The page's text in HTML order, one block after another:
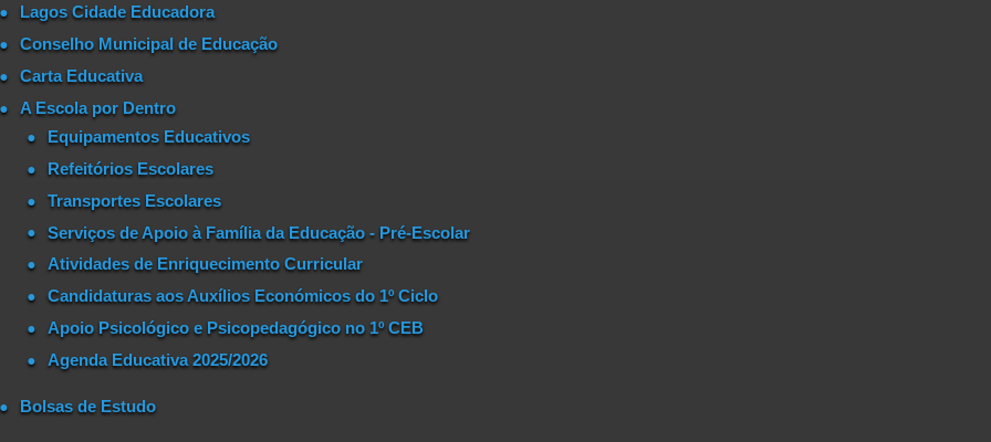
Lagos Cidade Educadora
Conselho Municipal de Educação
Carta Educativa
A Escola por Dentro
Equipamentos Educativos
Refeitórios Escolares
Transportes Escolares
Serviços de Apoio à Família da Educação - Pré-Escolar
Atividades de Enriquecimento Curricular
Candidaturas aos Auxílios Económicos do 1º Ciclo
Apoio Psicológico e Psicopedagógico no 1º CEB
Agenda Educativa 2025/2026
Bolsas de Estudo